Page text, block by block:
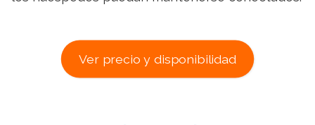
Ver precio y disponibilidad